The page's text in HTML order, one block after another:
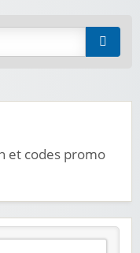
et codes promo